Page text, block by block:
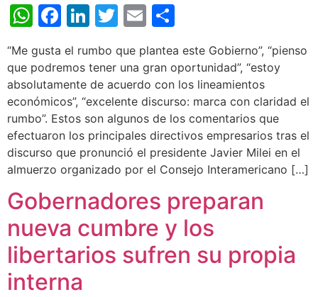
WhatsApp
Facebook
LinkedIn
Twitter
Email
“Me gusta el rumbo que plantea este Gobierno”, “pienso
que podremos tener una gran oportunidad”, “estoy
absolutamente de acuerdo con los lineamientos
económicos”, “excelente discurso: marca con claridad el
rumbo”. Estos son algunos de los comentarios que
efectuaron los principales directivos empresarios tras el
discurso que pronunció el presidente Javier Milei en el
almuerzo organizado por el Consejo Interamericano […]
Gobernadores preparan
nueva cumbre y los
libertarios sufren su propia
interna